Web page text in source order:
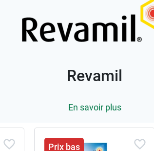
Revamil
En savoir plus
Prix bas